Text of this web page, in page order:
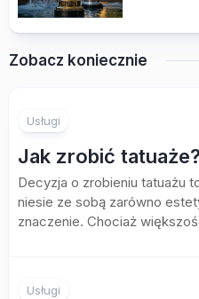
Zobacz koniecznie
Usługi
Jak zrobić tatuaże?
Decyzja o zrobieniu tatuażu
niesie ze sobą zarówno
znaczenie. Chociaż
Usługi